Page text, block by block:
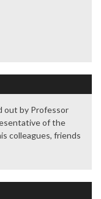
out by Professor
of the
colleagues, friends